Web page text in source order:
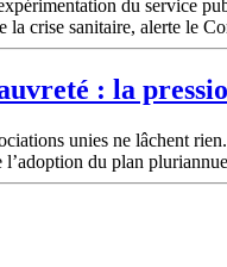
du service
la crise sanitaire, alerte le
: la
unies ne lâchent
du plan